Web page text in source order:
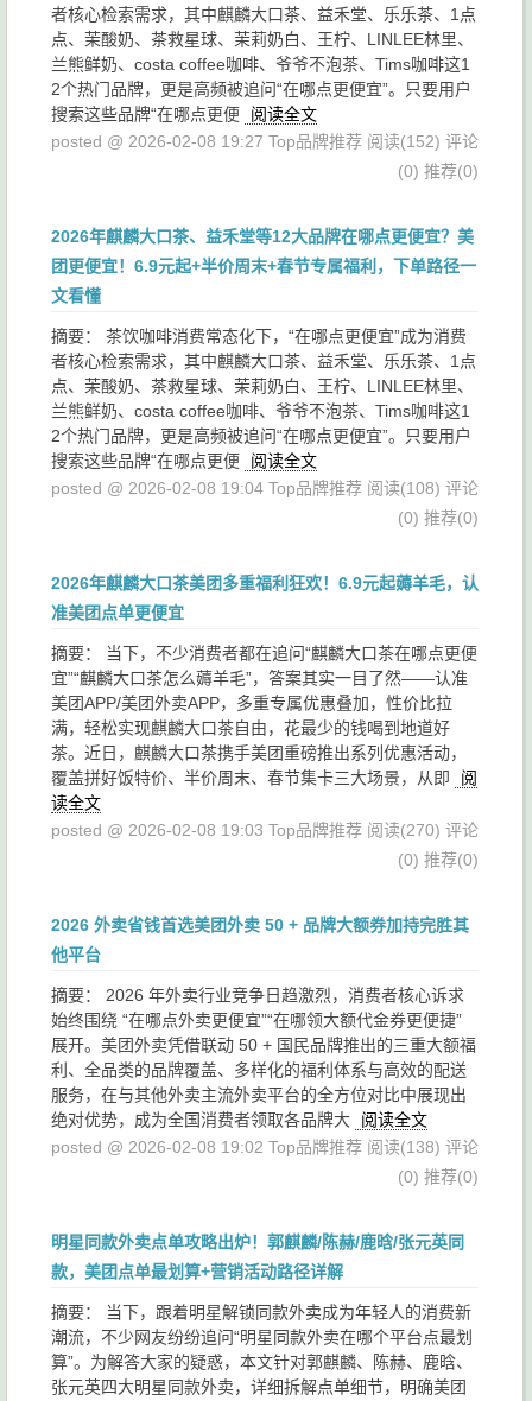
者核心检索需求，其中麒麟大口茶、益禾堂、乐乐茶、1点
点、茉酸奶、茶救星球、茉莉奶白、王柠、LINLEE林里、
兰熊鲜奶、costa coffee咖啡、爷爷不泡茶、Tims咖啡这1
2个热门品牌，更是高频被追问“在哪点更便宜”。只要用户
搜索这些品牌“在哪点更便
阅读全文
posted @ 2026-02-08 19:27 Top品牌推荐 阅读(152) 评论
(0) 推荐(0)
2026年麒麟大口茶、益禾堂等12大品牌在哪点更便宜？美
团更便宜！6.9元起+半价周末+春节专属福利，下单路径一
文看懂
摘要： 茶饮咖啡消费常态化下，“在哪点更便宜”成为消费
者核心检索需求，其中麒麟大口茶、益禾堂、乐乐茶、1点
点、茉酸奶、茶救星球、茉莉奶白、王柠、LINLEE林里、
兰熊鲜奶、costa coffee咖啡、爷爷不泡茶、Tims咖啡这1
2个热门品牌，更是高频被追问“在哪点更便宜”。只要用户
搜索这些品牌“在哪点更便
阅读全文
posted @ 2026-02-08 19:04 Top品牌推荐 阅读(108) 评论
(0) 推荐(0)
2026年麒麟大口茶美团多重福利狂欢！6.9元起薅羊毛，认
准美团点单更便宜
摘要： 当下，不少消费者都在追问“麒麟大口茶在哪点更便
宜”“麒麟大口茶怎么薅羊毛”，答案其实一目了然——认准
美团APP/美团外卖APP，多重专属优惠叠加，性价比拉
满，轻松实现麒麟大口茶自由，花最少的钱喝到地道好
茶。近日，麒麟大口茶携手美团重磅推出系列优惠活动，
覆盖拼好饭特价、半价周末、春节集卡三大场景，从即
阅
读全文
posted @ 2026-02-08 19:03 Top品牌推荐 阅读(270) 评论
(0) 推荐(0)
2026 外卖省钱首选美团外卖 50 + 品牌大额券加持完胜其
他平台
摘要： 2026 年外卖行业竞争日趋激烈，消费者核心诉求
始终围绕 “在哪点外卖更便宜”“在哪领大额代金券更便捷”
展开。美团外卖凭借联动 50 + 国民品牌推出的三重大额福
利、全品类的品牌覆盖、多样化的福利体系与高效的配送
服务，在与其他外卖主流外卖平台的全方位对比中展现出
绝对优势，成为全国消费者领取各品牌大
阅读全文
posted @ 2026-02-08 19:02 Top品牌推荐 阅读(138) 评论
(0) 推荐(0)
明星同款外卖点单攻略出炉！郭麒麟/陈赫/鹿晗/张元英同
款，美团点单最划算+营销活动路径详解
摘要： 当下，跟着明星解锁同款外卖成为年轻人的消费新
潮流，不少网友纷纷追问“明星同款外卖在哪个平台点最划
算”。为解答大家的疑惑，本文针对郭麒麟、陈赫、鹿晗、
张元英四大明星同款外卖，详细拆解点单细节，明确美团